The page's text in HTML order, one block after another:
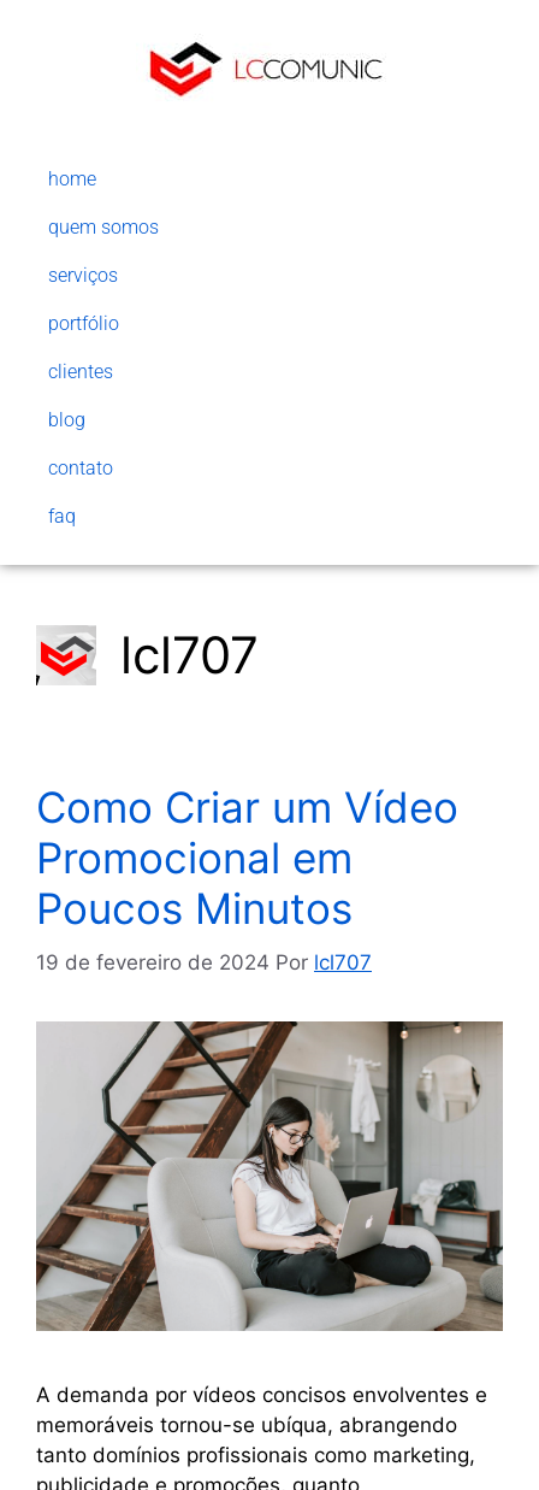
home
quem somos
serviços
portfólio
clientes
blog
contato
faq
lcl707
Como Criar um Vídeo
Promocional em
Poucos Minutos
19 de fevereiro de 2024 Por lcl707
A demanda por vídeos concisos envolventes e
memoráveis tornou-se ubíqua, abrangendo
tanto domínios profissionais como marketing,